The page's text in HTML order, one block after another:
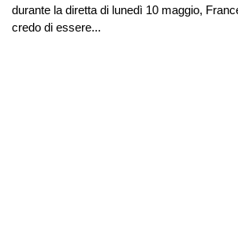
durante la diretta di lunedì 10 maggio,
credo di essere...